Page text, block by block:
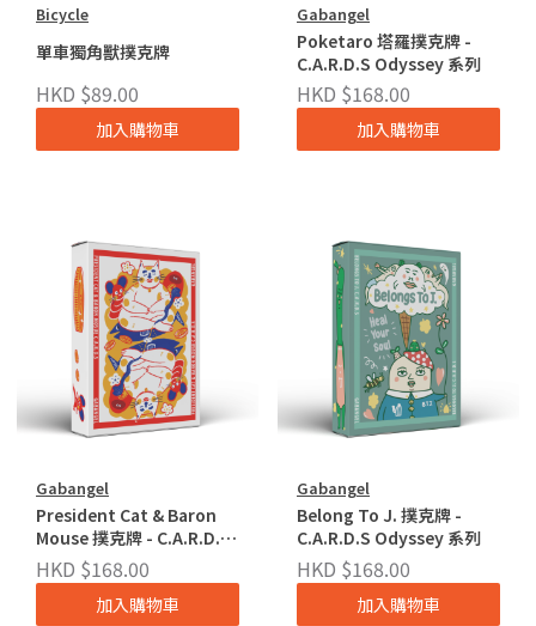
Bicycle
單車獨角獸撲克牌
HKD $89.00
加入購物車
Gabangel
Poketaro 塔羅撲克牌 -
C.A.R.D.S Odyssey 系列
HKD $168.00
加入購物車
Gabangel
President Cat & Baron
Mouse 撲克牌 - C.A.R.D.S
Odyssey 系列
HKD $168.00
加入購物車
Gabangel
Belong To J. 撲克牌 -
C.A.R.D.S Odyssey 系列
HKD $168.00
加入購物車